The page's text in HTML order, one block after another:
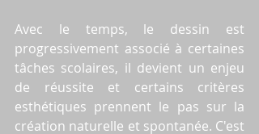
Avec le temps, le dessin est
progressivement associé à certaines
tâches scolaires, il devient un enjeu
de réussite et certains critères
esthétiques prennent le pas sur la
création naturelle et spontanée. C'est